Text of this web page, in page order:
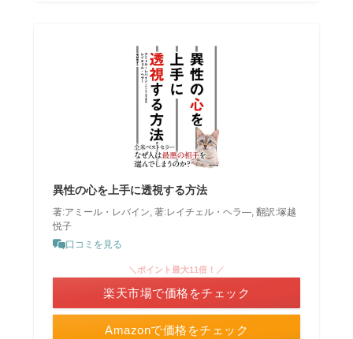
異性の心を上手に透視する方法
著:アミール・レバイン, 著:レイチェル・ヘラ―, 翻訳:塚越
悦子
口コミを見る
Amazonで価格をチェック
＼ポイント最大11倍！／
楽天市場で価格をチェック